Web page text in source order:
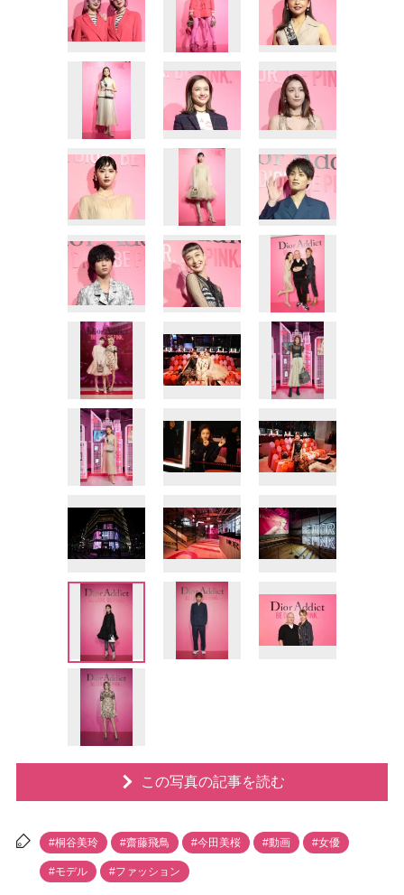
この写真の記事を読む
#桐谷美玲 #齋藤飛鳥 #今田美桜 #動画 #女優
#モデル #ファッション